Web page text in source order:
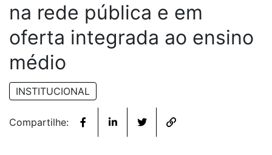
na rede pública e em
oferta integrada ao ensino
médio
INSTITUCIONAL
Compartilhe: